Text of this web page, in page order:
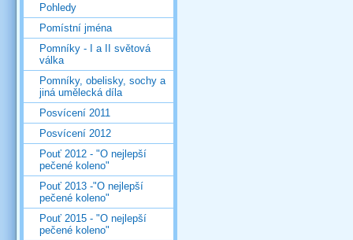
Pohledy
Pomístní jména
Pomníky - I a II světová
válka
Pomníky, obelisky, sochy a
jiná umělecká díla
Posvícení 2011
Posvícení 2012
Pouť 2012 - "O nejlepší
pečené koleno"
Pouť 2013 -"O nejlepší
pečené koleno"
Pouť 2015 - "O nejlepší
pečené koleno"